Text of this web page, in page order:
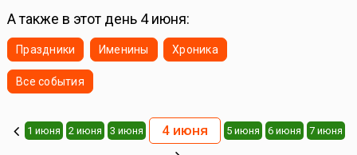
А также в этот день 4 июня:
Праздники Именины Хроника
Все события
1 июня 2 июня 3 июня 4 июня 5 июня 6 июня 7 июня